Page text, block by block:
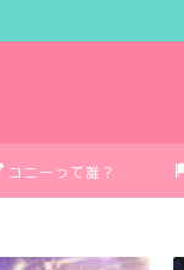
コニーって誰？